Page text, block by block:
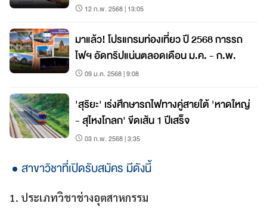
12 ก.พ. 2568 | 13:05
มาแล้ว! โปรแกรมท่องเที่ยว ปี 2568 การรถ
ไฟฯ อัดทริปแน่นตลอดเดือน ม.ค. - ก.พ.
09 ม.ค. 2568 | 9:08
'สุริยะ' เร่งศึกษารถไฟทางคู่สายใต้ 'หาดใหญ่
- สุไหงโกลก' ขีดเส้น 1 ปีเสร็จ
03 ก.พ. 2568 | 3:35
สาขาวิชาที่เปิดรับสมัคร มีดังนี้
1. ประเภทวิชาช่างอุตสาหกรรม